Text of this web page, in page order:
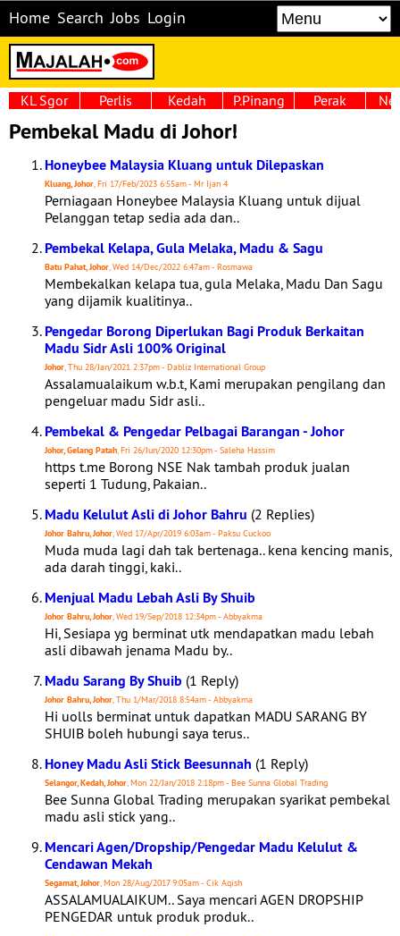
Home Search Jobs Login
KL Sgor Perlis Kedah P.Pinang Perak
Pembekal Madu di Johor!
Honeybee Malaysia Kluang untuk Dilepaskan
Kluang, Johor, Fri 17/Feb/2023 6:55am - Mr Ijan 4
Perniagaan Honeybee Malaysia Kluang untuk dijual
Pelanggan tetap sedia ada dan..
Pembekal Kelapa, Gula Melaka, Madu & Sagu
Batu Pahat, Johor, Wed 14/Dec/2022 6:47am - Rosmawa
Membekalkan kelapa tua, gula Melaka, Madu Dan Sagu
yang dijamik kualitinya..
Pengedar Borong Diperlukan Bagi Produk Berkaitan
Madu Sidr Asli 100% Original
Johor, Thu 28/Jan/2021 2:37pm - Dabliz International Group
Assalamualaikum w.b.t, Kami merupakan pengilang dan
pengeluar madu Sidr asli..
Pembekal & Pengedar Pelbagai Barangan - Johor
Johor, Gelang Patah, Fri 26/Jun/2020 12:30pm - Saleha Hassim
https t.me Borong NSE Nak tambah produk jualan
seperti 1 Tudung, Pakaian..
Madu Kelulut Asli di Johor Bahru (2 Replies)
Johor Bahru, Johor, Wed 17/Apr/2019 6:03am - Paksu Cuckoo
Muda muda lagi dah tak bertenaga.. kena kencing manis,
ada darah tinggi, kaki..
Menjual Madu Lebah Asli By Shuib
Johor Bahru, Johor, Wed 19/Sep/2018 12:34pm - Abbyakma
Hi, Sesiapa yg berminat utk mendapatkan madu lebah
asli dibawah jenama Madu by..
Madu Sarang By Shuib (1 Reply)
Johor Bahru, Johor, Thu 1/Mar/2018 8:54am - Abbyakma
Hi uolls berminat untuk dapatkan MADU SARANG BY
SHUIB boleh hubungi saya terus..
Honey Madu Asli Stick Beesunnah (1 Reply)
Selangor, Kedah, Johor, Mon 22/Jan/2018 2:18pm - Bee Sunna Global Trading
Bee Sunna Global Trading merupakan syarikat pembekal
madu asli stick yang..
Mencari Agen/Dropship/Pengedar Madu Kelulut &
Cendawan Mekah
Segamat, Johor, Mon 28/Aug/2017 9:05am - Cik Aqish
ASSALAMUALAIKUM.. Saya mencari AGEN DROPSHIP
PENGEDAR untuk produk produk..